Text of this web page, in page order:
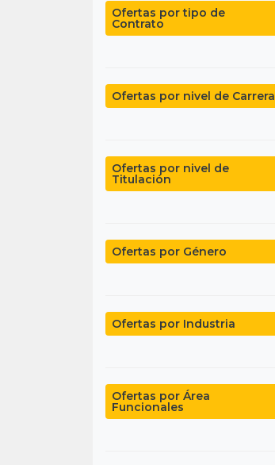
Ofertas por tipo de
Contrato
Ofertas por nivel de Carrera
Ofertas por nivel de
Titulación
Ofertas por Género
Ofertas por Industria
Ofertas por Área
Funcionales